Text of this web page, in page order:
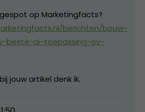
op Marketingfacts?
berichten/bouw-
beste-ai-toepassing-ov-
jouw artikel denk ik.